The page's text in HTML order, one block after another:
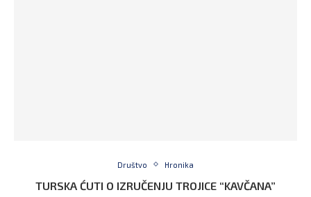
Društvo Hronika
TURSKA ĆUTI O IZRUČENJU TROJICE “KAVČANA”